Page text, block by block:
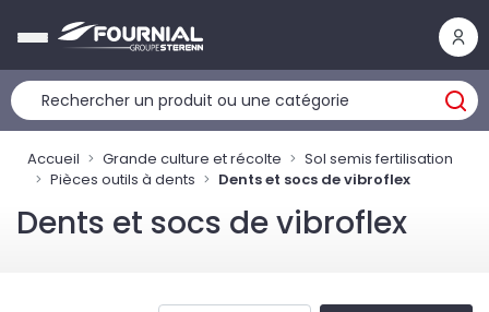
Accueil Grande culture et récolte
Sol semis fertilisation
Pièces outils à dents
Dents et socs de vibroflex
Dents et socs de vibroflex